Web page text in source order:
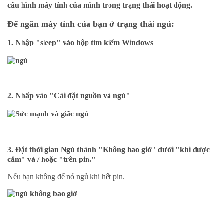
cấu hình máy tính của mình trong trạng thái hoạt động.
Để ngăn máy tính của bạn ở trạng thái ngủ:
1. Nhập "sleep" vào hộp tìm kiếm Windows
2. Nhấp vào "Cài đặt nguồn và ngủ"
3. Đặt thời gian Ngủ thành "Không bao giờ" dưới "khi được
cắm" và / hoặc "trên pin."
Nếu bạn không để nó ngủ khi hết pin.